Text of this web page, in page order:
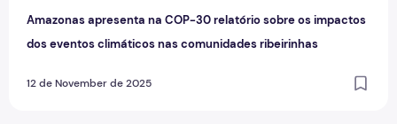
Amazonas apresenta na COP-30 relatório sobre os impactos
dos eventos climáticos nas comunidades ribeirinhas
12 de November de 2025